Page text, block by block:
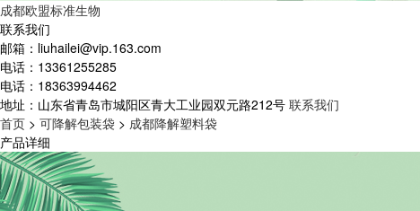
成都欧盟标准生物
联系我们
邮箱： liuhailei@vip.163.com
电话： 13361255285
电话： 18363994462
地址： 山东省青岛市城阳区青大工业园双元路212号 联系我们
首页 > 可降解包装袋 > 成都降解塑料袋
产品详细